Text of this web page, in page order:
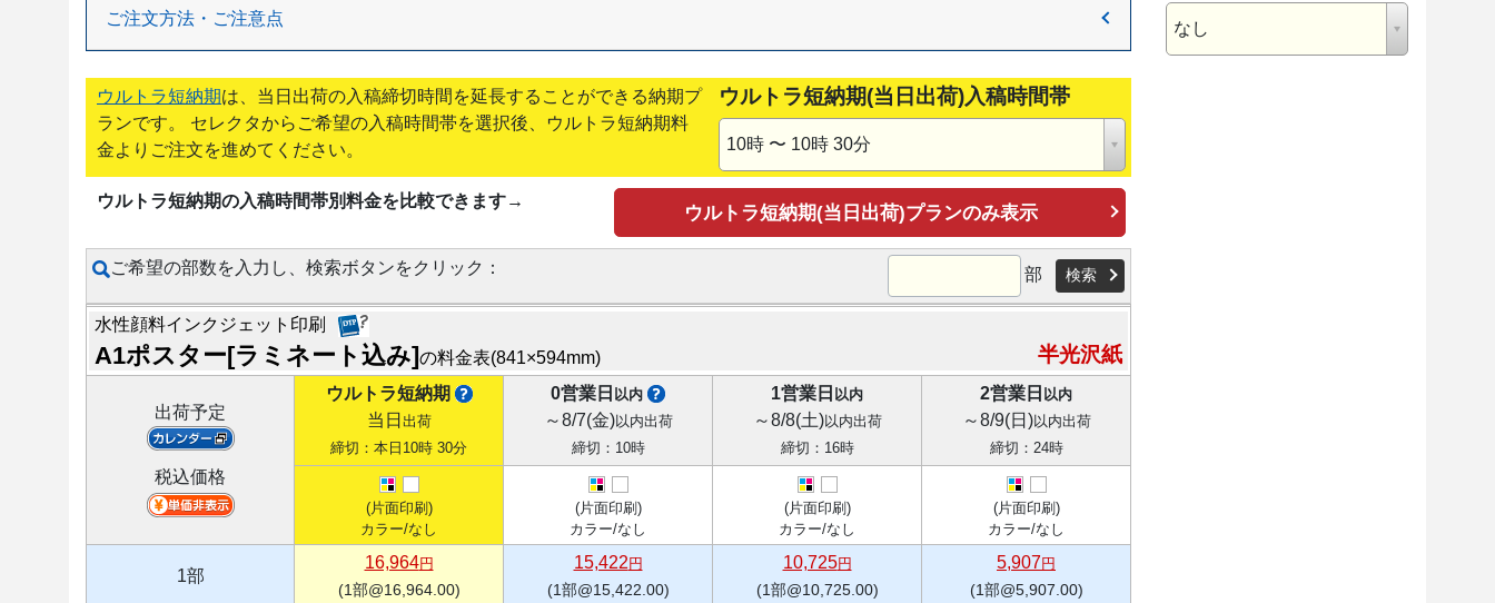
ご注文方法・ご注意点
ウルトラ短納期は、当日出荷の入稿締切時間を延長することができる納期プ
ランです。 セレクタからご希望の入稿時間帯を選択後、ウルトラ短納期料
金よりご注文を進めてください。
ウルトラ短納期(当日出荷)入稿時間帯
10時 〜 10時 30分
ウルトラ短納期の入稿時間帯別料金を比較できます→
ウルトラ短納期(当日出荷)プランのみ表示
ご希望の部数を入力し、検索ボタンをクリック： 部 検索
水性顔料インクジェット印刷
A1ポスター[ラミネート込み]の料金表(841×594mm) 半光沢紙
出荷予定
税込価格
ウルトラ短納期
当日 出荷
締切：本日10時 30分
0営業日 以内
～8/7(金)以内出荷
締切：10時
1営業日 以内
～8/8(土)以内出荷
締切：16時
2営業日 以内
～8/9(日)以内出荷
締切：24時
(片面印刷)
カラー/なし
(片面印刷)
カラー/なし
(片面印刷)
カラー/なし
(片面印刷)
カラー/なし
1部
16,964円
(1部@16,964.00)
15,422 円
(1部@15,422.00)
10,725円
(1部@10,725.00)
5,907円
(1部@5,907.00)
なし